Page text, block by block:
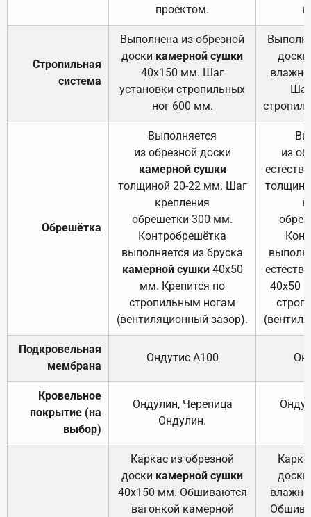
проектом.
Стропильная
система
Выполнена из обрезной
доски камерной сушки
40х150 мм. Шаг
установки стропильных
ног 600 мм.
доски
Обрешётка
Выполняется
из обрезной доски
камерной сушки
толщиной 20-22 мм. Шаг
крепления
обрешетки 300 мм.
Контробрешётка
выполняется из бруска
камерной сушки40х50
мм. Крепится по
стропильным ногам
(вентиляционный зазор).
из
40х50
Подкровельная
мембрана
Ондутис А100
Кровельное
покрытие (на
выбор)
Ондулин, Черепица
Ондулин.
Каркас из обрезной
доски камерной сушки
40х150 мм. Обшиваются
вагонкой камерной
доски